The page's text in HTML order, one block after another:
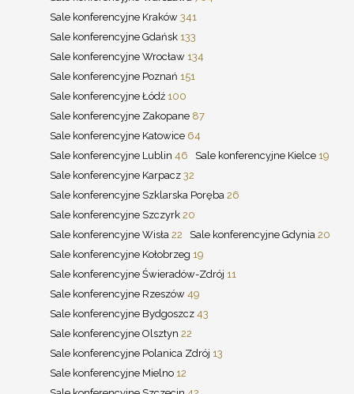
Sale konferencyjne Kraków 341
Sale konferencyjne Gdańsk 133
Sale konferencyjne Wrocław 134
Sale konferencyjne Poznań 151
Sale konferencyjne Łódź 100
Sale konferencyjne Zakopane 87
Sale konferencyjne Katowice 64
Sale konferencyjne Lublin 46 Sale konferencyjne Kielce 19
Sale konferencyjne Karpacz 32
Sale konferencyjne Szklarska Poręba 26
Sale konferencyjne Szczyrk 20
Sale konferencyjne Wisła 22 Sale konferencyjne Gdynia 20
Sale konferencyjne Kołobrzeg 19
Sale konferencyjne Świeradów-Zdrój 11
Sale konferencyjne Rzeszów 49
Sale konferencyjne Bydgoszcz 43
Sale konferencyjne Olsztyn 22
Sale konferencyjne Polanica Zdrój 13
Sale konferencyjne Mielno 12